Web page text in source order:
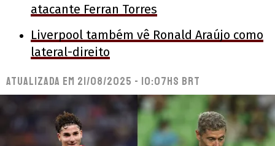
atacante Ferran Torres
Liverpool também vê Ronald Araújo como
lateral-direito
Atualizada em 21/08/2025 - 10:07hs BRT